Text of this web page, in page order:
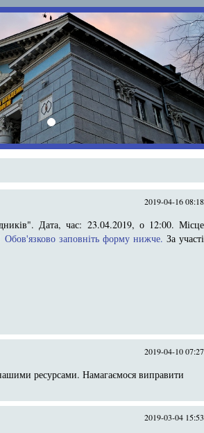
›
2019-04-16 08:18
Дата, час: 23.04.2019, о 12:00. Місце
Обов'язково заповніть форму нижче. За участі
2019-04-10 07:27
ресурсами. Намагаємося виправити
2019-03-04 15:53